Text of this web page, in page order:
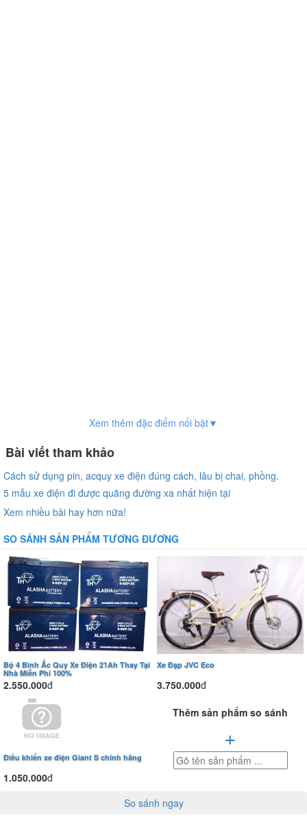
Xem thêm đặc điểm nổi bật▼
Bài viết tham khảo
Cách sử dụng pin, acquy xe điện đúng cách, lâu bị chai, phồng.
5 mẫu xe điện đi được quãng đường xa nhất hiện tại
Xem nhiều bài hay hơn nữa!
SO SÁNH SẢN PHẨM TƯƠNG ĐƯƠNG
Bộ 4 Bình Ắc Quy Xe Điện 21Ah Thay Tại
Nhà Miễn Phí 100%
2.550.000đ
Xe Đạp JVC Eco
3.750.000đ
Điều khiển xe điện Giant S chính hãng
1.050.000đ
Thêm sản phẩm so sánh
+
So sánh ngay